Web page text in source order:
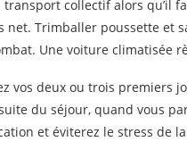
collectif alors qu’il
net. Trimballer poussette et
Une voiture climatisée
vos deux ou trois premiers
du séjour, quand vous
et éviterez le stress de